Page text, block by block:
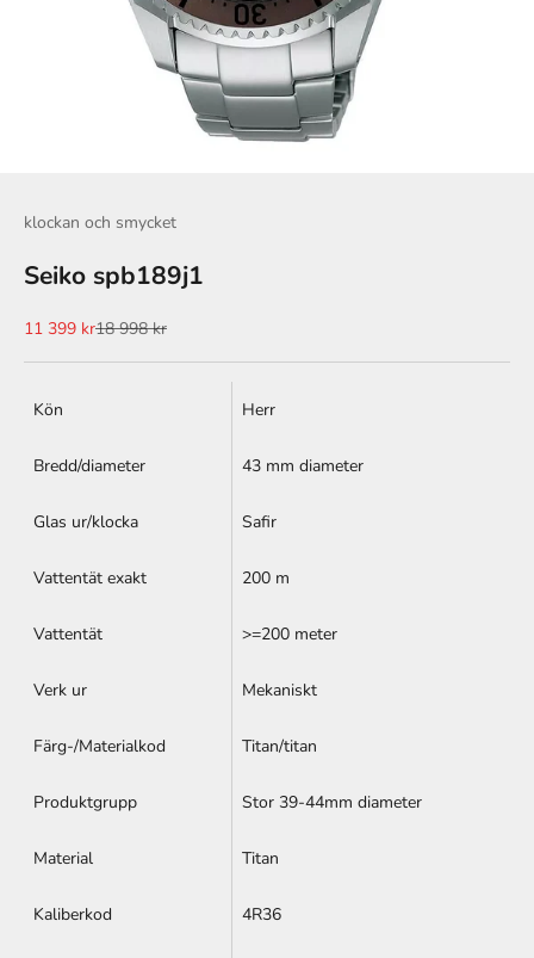
klockan och smycket
Seiko spb189j1
REA-pris
11 399 krPris
18 998 kr
Kön Herr
Bredd/diameter 43 mm diameter
Glas ur/klocka Safir
Vattentät exakt 200 m
Vattentät >=200 meter
Verk ur Mekaniskt
Färg-/Materialkod Titan/titan
Produktgrupp Stor 39-44mm diameter
Material Titan
Kaliberkod 4R36